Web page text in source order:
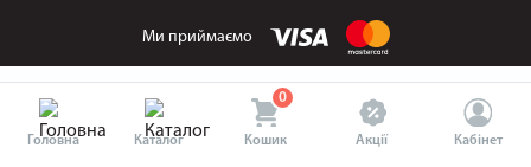
Ми приймаємо
Головна Каталог
0
Кошик Акції Кабінет